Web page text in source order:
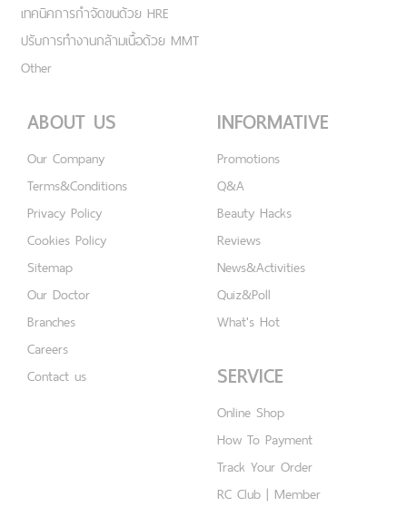
เทคนิคการกำจัดขนด้วย HRE
ปรับการทำงานกล้ามเนื้อด้วย MMT
Other
ABOUT US
Our Company
Terms&Conditions
Privacy Policy
Cookies Policy
Sitemap
Our Doctor
Branches
Careers
Contact us
INFORMATIVE
Promotions
Q&A
Beauty Hacks
Reviews
News&Activities
Quiz&Poll
What's Hot
SERVICE
Online Shop
How To Payment
Track Your Order
RC Club | Member